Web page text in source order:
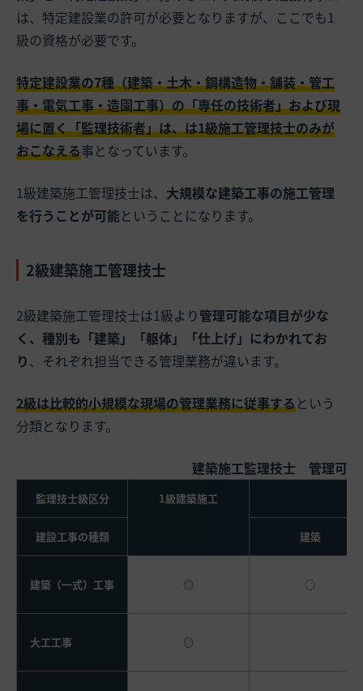
は、特定建設業の許可が必要となりますが、ここでも1
級の資格が必要です。
特定建設業の7種（建築・土木・鋼構造物・舗装・管工
事・電気工事・造園工事）の「専任の技術者」および現
場に置く「監理技術者」は、は1級施工管理技士のみが
おこなえる事となっています。
1級建築施工管理技士は、 大規模な建築工事の施工管理
を行うことが可能ということになります。
2級建築施工管理技士
2級建築施工管理技士は1級より管理可能な項目が少な
く、種別も「建築」「躯体」「仕上げ」にわかれてお
り、それぞれ担当できる管理業務が違います。
2級は比較的小規模な現場の管理業務に従事するという
分類となります。
建築施工監理技士 管理可能
監理技士級区分 1級建築施工
建設工事の種類 建築
建築（一式）工事 ◎ ○
大工工事 ◎